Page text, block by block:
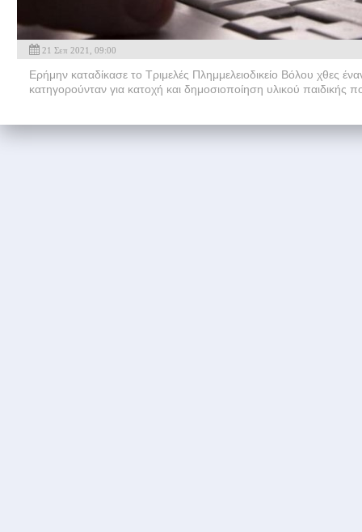
21 Σεπ 2021, 09:00
Ερήμην καταδίκασε το Τριμελές Πλημμελειοδικείο Βόλου χθες
κατηγορούνταν για κατοχή και δημοσιοποίηση υλικού